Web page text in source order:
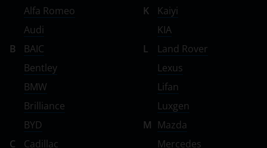
Alfa Romeo
Audi
B
BAIC
Bentley
BMW
Brilliance
BYD
C
Cadillac
K
Kaiyi
KIA
L
Land Rover
Lexus
Lifan
Luxgen
M Mazda
Mercedes